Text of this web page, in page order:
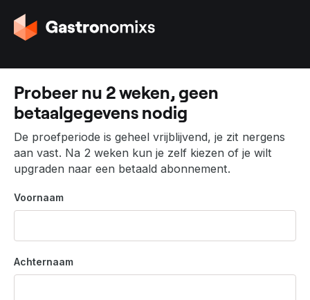
G
a
a
a
r
d
e
h
o
e
p
g
i
n
Probeer nu 2 weken, geen
betaalgegevens nodig
De proefperiode is geheel vrijblijvend, je zit nergens
aan vast. Na 2 weken kun je zelf kiezen of je wilt
upgraden naar een betaald abonnement.
Voornaam
Achternaam